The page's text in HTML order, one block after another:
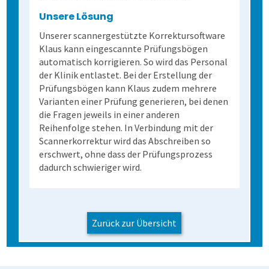
Unsere Lösung
Unserer scannergestützte Korrektursoftware
Klaus kann eingescannte Prüfungsbögen
automatisch korrigieren. So wird das Personal
der Klinik entlastet. Bei der Erstellung der
Prüfungsbögen kann Klaus zudem mehrere
Varianten einer Prüfung generieren, bei denen
die Fragen jeweils in einer anderen
Reihenfolge stehen. In Verbindung mit der
Scannerkorrektur wird das Abschreiben so
erschwert, ohne dass der Prüfungsprozess
dadurch schwieriger wird.
Zurück zur Übersicht